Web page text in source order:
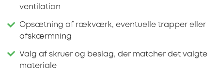
ventilation
Opsætning af rækværk, eventuelle trapper eller
afskærmning
Valg af skruer og beslag, der matcher det valgte
materiale